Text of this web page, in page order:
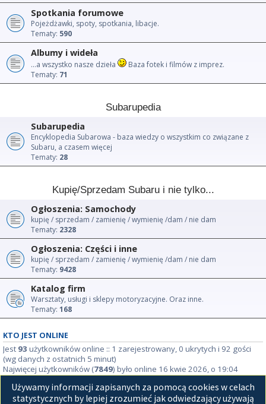
Spotkania forumowe
Pojeżdżawki, spoty, spotkania, libacje.
Tematy: 590
Albumy i wideła
...a wszystko nasze dzieła
Baza fotek i filmów z imprez.
Tematy: 71
Subarupedia
Subarupedia
Encyklopedia Subarowa - baza wiedzy o wszystkim co związane z
Subaru, a czasem więcej
Tematy: 28
Kupię/Sprzedam Subaru i nie tylko...
Ogłoszenia: Samochody
kupię / sprzedam / zamienię / wymienię /dam / nie dam
Tematy: 2328
Ogłoszenia: Części i inne
kupię / sprzedam / zamienię / wymienię /dam / nie dam
Tematy: 9428
Katalog firm
Warsztaty, usługi i sklepy motoryzacyjne. Oraz inne.
Tematy: 168
KTO JEST ONLINE
Jest 93 użytkowników online :: 1 zarejestrowany, 0 ukrytych i 92 gości
(wg danych z ostatnich 5 minut)
Najwięcej użytkowników (7849) było online 16 kwie 2026, o 19:04
STATYSTYKI
Używamy informacji zapisanych za pomocą cookies w celach
statystycznych by lepiej zrozumieć jak odwiedzający używają